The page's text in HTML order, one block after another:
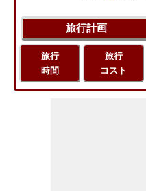
旅行
時間
旅行
コスト